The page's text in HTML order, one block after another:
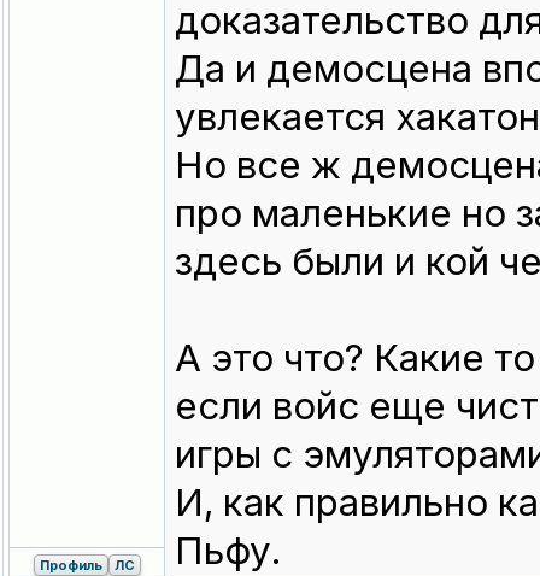
доказательство
Да и демосцена
увлекается
Но все ж
про маленькие но
здесь были и кой
А это что? Какие
если войс еще
игры с
И, как правильно
Пьфу.
Профиль ЛС